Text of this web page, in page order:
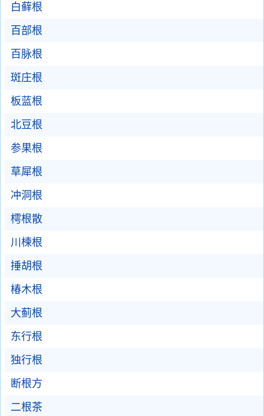
白藓根
百部根
百脉根
斑庄根
板蓝根
北豆根
参果根
草犀根
冲洞根
樗根散
川楝根
捶胡根
椿木根
大蓟根
东行根
独行根
断根方
二根茶